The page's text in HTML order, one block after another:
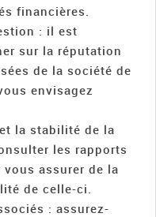
financières.
: il est
sur la réputation
de la société de
envisagez
la stabilité de la
les rapports
vous assurer de la
de celle-ci.
: assurez-